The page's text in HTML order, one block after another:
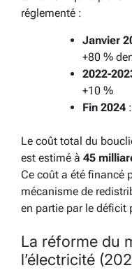
réglementé :
Janvier
+80 %
2022-
+10 %
Fin 2024
Le coût total du
est estimé à 45
Ce coût a été financé
mécanisme de
en partie par le déficit
La réforme du
l’électricité